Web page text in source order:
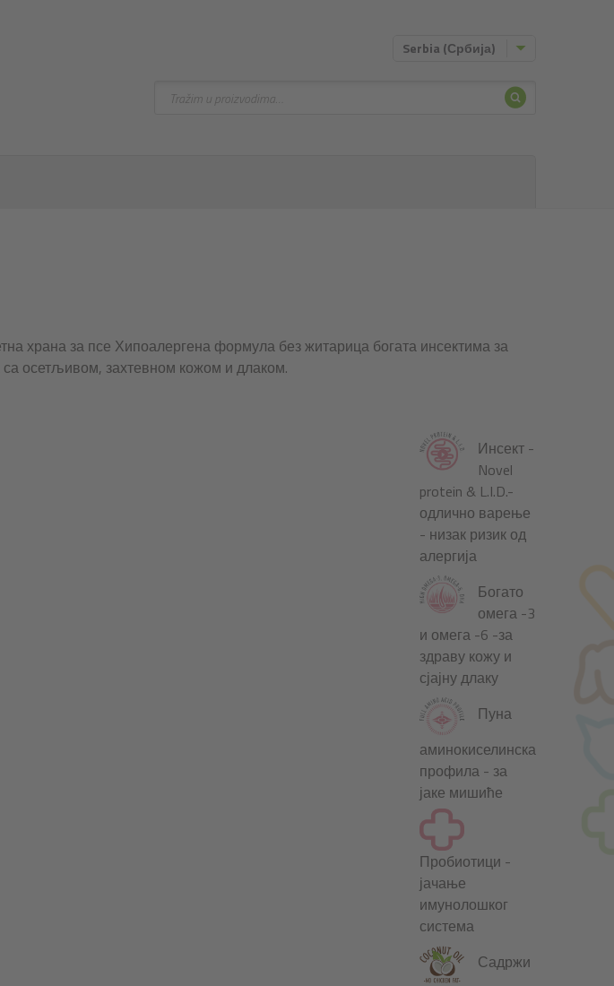
храна за псе Хипоалергена формула без житарица богата инсектима за
осетљивом, захтевном кожом и длаком.
Инсект -
Novel
protein & L.I.D.-
одлично варење
- низак ризик од
алергија
Богато
омега -3
и омега -6 -за
здраву кожу и
сјајну длаку
Пуна
аминокиселинска
профила - за
јаке мишиће
Пробиотици -
јачање
имунолошког
система
Садржи
Serbia (Србија)
Pretraživanje